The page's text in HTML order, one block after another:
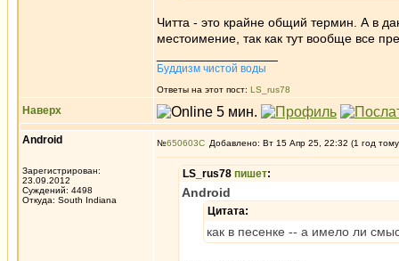
Читта - это крайне общий термин. А в
местоимение, так как тут вообще все
Буддизм чистой воды
Ответы на этот пост: LS_rus78
Наверх
Android
Зарегистрирован:
23.09.2012
Суждений: 4498
Откуда: South Indiana
№650603 Добавлено: Вт 15 Апр 25, 22:32 (1 год
LS_rus78 пишет:
Android
Цитата:
как в песенке -- а имело ли